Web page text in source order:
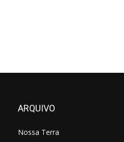
ARQUIVO
Nossa Terra